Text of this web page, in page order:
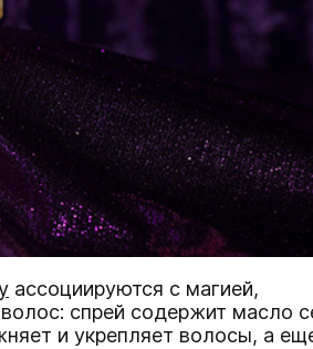
ассоциируются с магией,
спрей содержит масло
и укрепляет волосы, а